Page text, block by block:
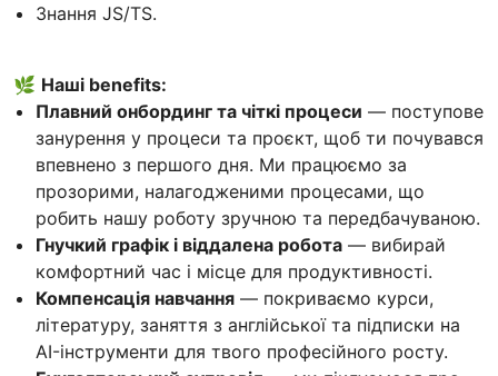
Знання JS/TS.
🌿 Наші benefits:
Плавний онбординг та чіткі процеси — поступове
занурення у процеси та проєкт, щоб ти почувався
впевнено з першого дня. Ми працюємо за
прозорими, налагодженими процесами, що
робить нашу роботу зручною та передбачуваною.
Гнучкий графік і віддалена робота — вибирай
комфортний час і місце для продуктивності.
Компенсація навчання — покриваємо курси,
літературу, заняття з англійської та підписки на
AI-інструменти для твого професійного росту.